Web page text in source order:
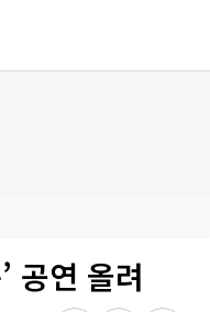
공연 올려